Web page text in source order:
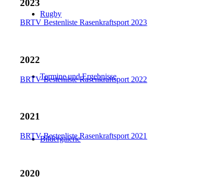
Rugby
Termine und Ergebnisse
Bildergalerie
2023
BRTV Bestenliste Rasenkraftsport 2023
2022
BRTV Bestenliste Rasenkraftsport 2022
2021
BRTV Bestenliste Rasenkraftsport 2021
2020